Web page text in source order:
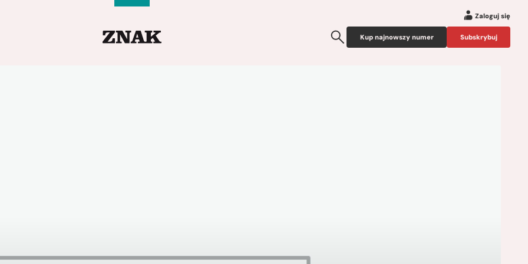
Zaloguj się
Kup najnowszy numer Subskrybuj